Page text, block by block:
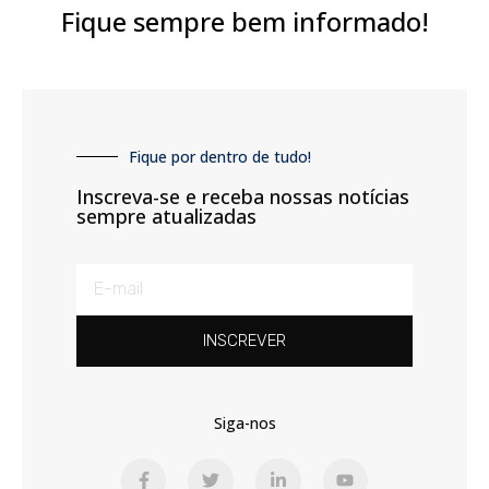
Fique sempre bem informado!
Fique por dentro de tudo!
Inscreva-se e receba nossas notícias
sempre atualizadas
INSCREVER
Siga-nos